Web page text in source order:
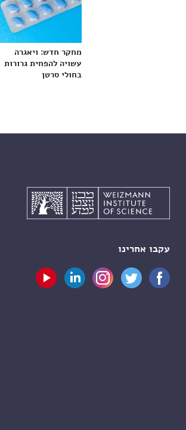
מחקר חדש: ויאגרה
עשויה להפחית גרורות
בחולי סרטן
עקבו אחרינו